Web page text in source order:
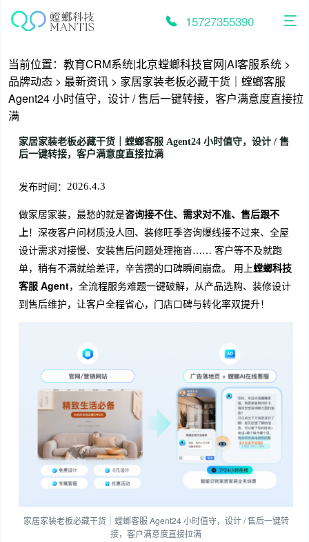
15727355390
当前位置： 教育CRM系统|北京螳螂科技官网|AI客服系统 >
品牌动态 > 最新资讯 > 家居家装老板必藏干货｜螳螂客服
Agent24 小时值守，设计 / 售后一键转接，客户满意度直接拉
满
家居家装老板必藏干货｜螳螂客服 Agent24 小时值守，设计 / 售
后一键转接，客户满意度直接拉满
发布时间： 2026.4.3
做家居家装，最愁的就是咨询接不住、需求对不准、售后跟不
上！深夜客户问材质没人回、装修旺季咨询爆线接不过来、全屋
设计需求对接慢、安装售后问题处理拖沓…… 客户等不及就跑
单，稍有不满就给差评，辛苦攒的口碑瞬间崩盘。 用上螳螂科技
客服 Agent，全流程服务难题一键破解，从产品选购、装修设计
到售后维护，让客户全程省心，门店口碑与转化率双提升！
家居家装老板必藏干货｜螳螂客服 Agent24 小时值守，设计 / 售后一键转
接，客户满意度直接拉满